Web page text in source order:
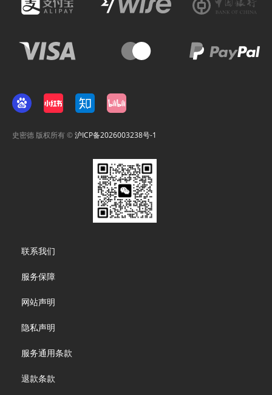
史密德 版权所有 ©沪ICP备2026003238号-1
menu
联系我们
服务保障
网站声明
隐私声明
服务通用条款
退款条款